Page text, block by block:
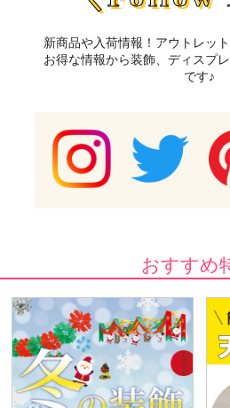
新商品や入荷情報！アウトレッ
お得な情報から装飾、ディスプ
です♪
おすすめ